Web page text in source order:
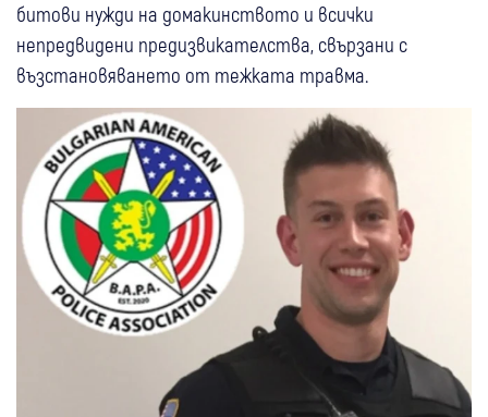
битови нужди на домакинството и всички
непредвидени предизвикателства, свързани с
възстановяването от тежката травма.